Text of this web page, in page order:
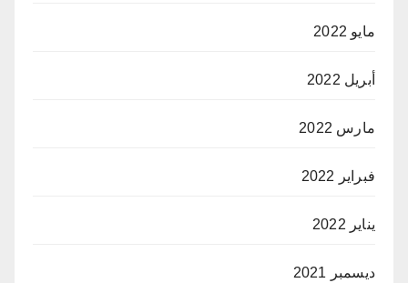
مايو 2022
أبريل 2022
مارس 2022
فبراير 2022
يناير 2022
ديسمبر 2021